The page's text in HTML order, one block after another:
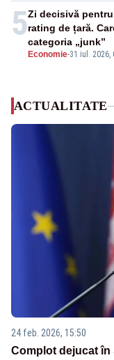
5
Economie-31 iul. 2026,
Zi decisivă
rating de țară.
categoria „junk”
ACTUALITATE
24 feb. 2026, 15:50
Complot dejucat în